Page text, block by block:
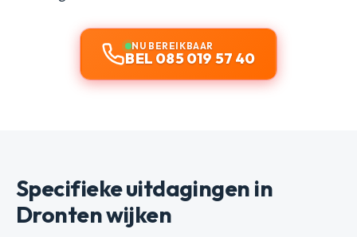
NU BEREIKBAAR
BEL 085 019 57 40
Specifieke uitdagingen in
Dronten wijken